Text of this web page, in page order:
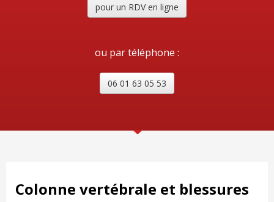
pour un RDV en ligne
ou par téléphone :
06 01 63 05 53
Colonne vertébrale et blessures